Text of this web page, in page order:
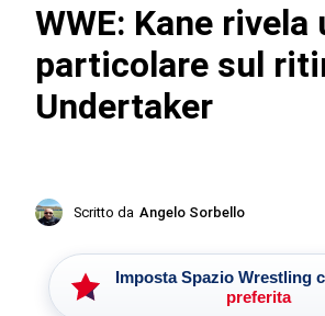
WWE: Kane rivela
particolare sul
Undertaker
Scritto da Angelo Sorbello
Imposta Spazio Wrestling
preferita